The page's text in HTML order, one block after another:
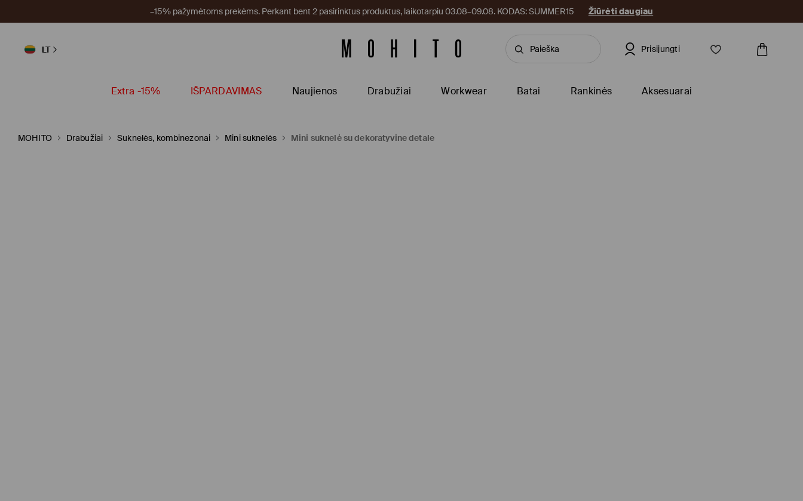
–15% pažymėtoms prekėms. Perkant bent 2 pasirinktus produktus, laikotarpiu 03.08–09.08. KODAS: SUMMER15 Žiūrėti daugiau
LT Prisijungti
Extra -15% IŠPARDAVIMAS Naujienos Drabužiai Workwear Batai Rankinės Aksesuarai
MOHITO Drabužiai Suknelės, kombinezonai Mini suknelės Mini suknelė su dekoratyvine detale